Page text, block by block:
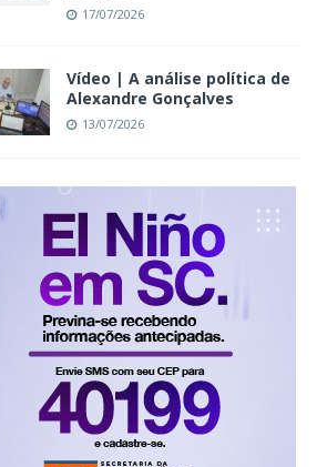
17/07/2026
Vídeo | A análise política de
Alexandre Gonçalves
13/07/2026